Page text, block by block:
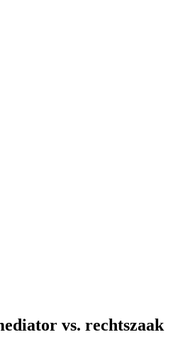
vs. rechtszaak